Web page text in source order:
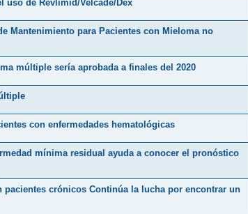
uso de Revlimid/Velcade/Dex
Mantenimiento para Pacientes con Mieloma no
múltiple sería aprobada a finales del 2020
con enfermedades hematológicas
mínima residual ayuda a conocer el pronóstico
pacientes crónicos Continúa la lucha por encontrar un